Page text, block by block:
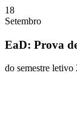
18
Setembro
EaD: Prova
do semestre